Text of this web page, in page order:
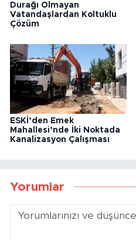
Durağı Olmayan
Vatandaşlardan Koltuklu
Çözüm
ESKİ’den Emek
Mahallesi’nde İki Noktada
Kanalizasyon Çalışması
Yorumlar